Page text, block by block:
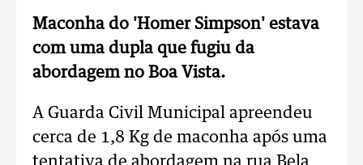
Maconha do 'Homer Simpson' estava
com uma dupla que fugiu da
abordagem no Boa Vista.
A Guarda Civil Municipal apreendeu
cerca de 1,8 Kg de maconha após uma
tentativa de abordagem na rua Bela